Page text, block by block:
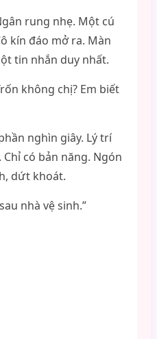
rung nhẹ. Một cú
kín đáo mở ra. Màn
tin nhắn duy nhất.
không chị? Em biết
nghìn giây. Lý trí
có bản năng. Ngón
dứt khoát.
nhà vệ sinh.”